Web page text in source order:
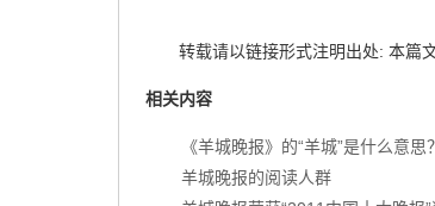
转载请以链接形式注明出处: 本篇
相关内容
《羊城晚报》的“羊城”是什么意思？
羊城晚报的阅读人群